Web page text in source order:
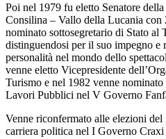
Poi nel 1979 fu eletto Senatore
Consilina – Vallo della Lucania con
nominato sottosegretario di Stato al
distinguendosi per il suo impegno e
personalità nel mondo dello
venne eletto Vicepresidente
Turismo e nel 1982 venne
Lavori Pubblici nel V Governo
Venne riconfermato alle elezioni
carriera politica nel I Governo